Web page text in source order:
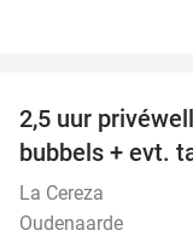
2,5 uur
bubbels + evt.
La Cereza
Oudenaarde